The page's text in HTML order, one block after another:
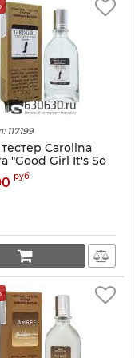
117199
Carolina
"Good Girl It's So
Be Bad " (ОАЭ)
руб